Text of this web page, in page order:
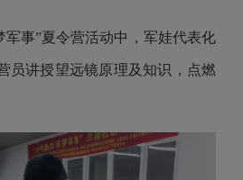
军事”夏令营活动中，军娃代表化
员讲授望远镜原理及知识，点燃